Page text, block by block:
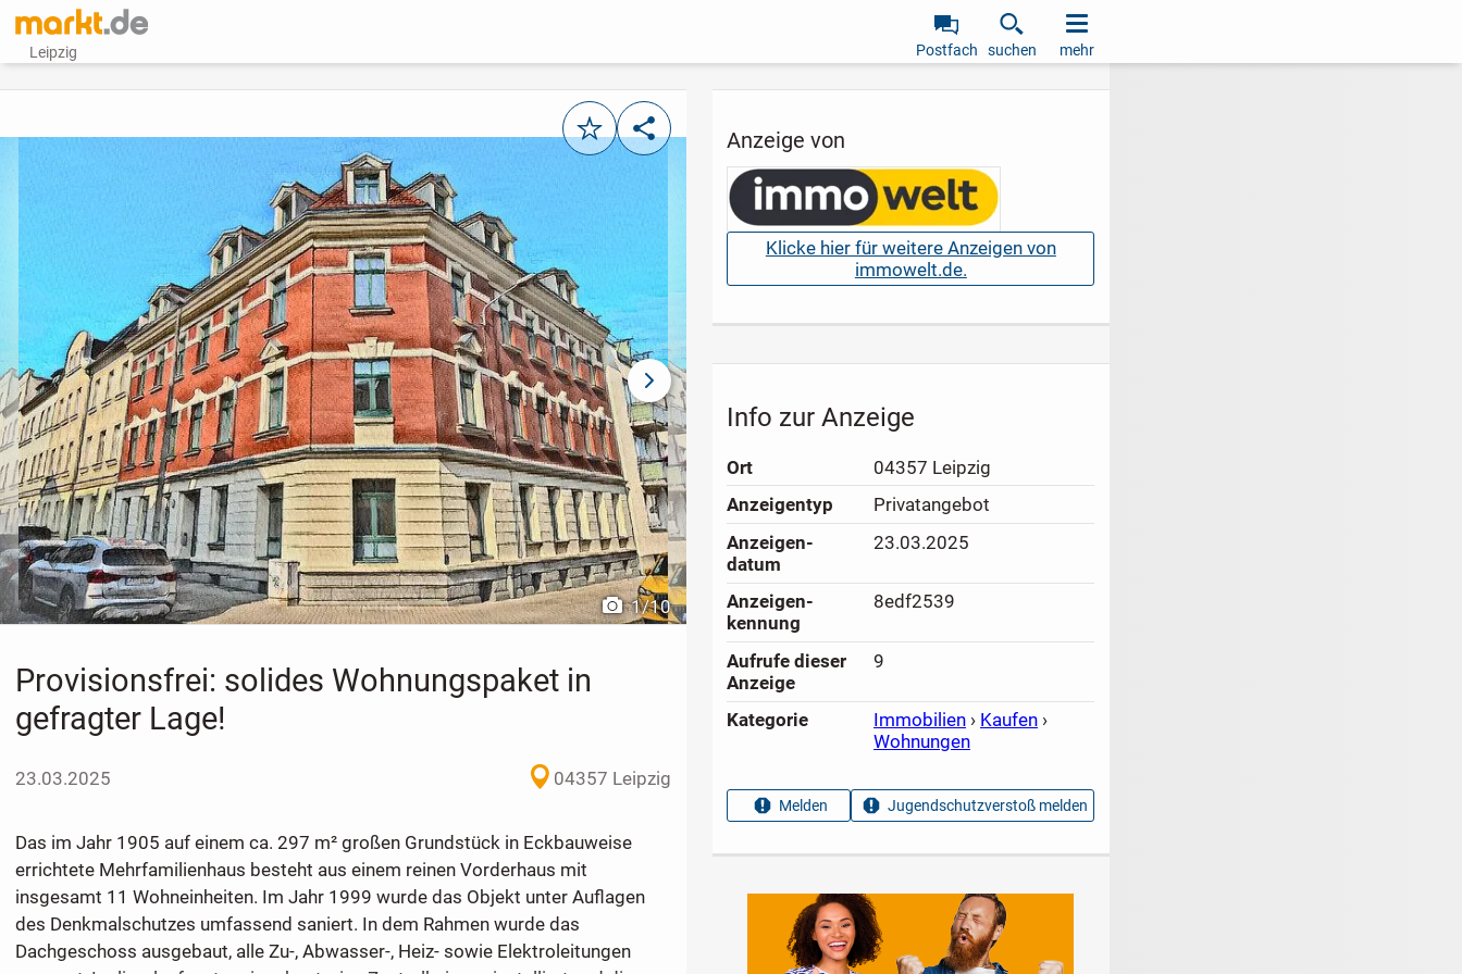
Leipzig Postfach suchen mehr
MerkenTeilen
vorheriges Bild
1/10
nächstes Bild
Provisionsfrei: solides Wohnungspaket in
gefragter Lage!
23.03.2025 04357 Leipzig
Das im Jahr 1905 auf einem ca. 297 m² großen Grundstück in Eckbauweise
errichtete Mehrfamilienhaus besteht aus einem reinen Vorderhaus mit
insgesamt 11 Wohneinheiten. Im Jahr 1999 wurde das Objekt unter Auflagen
des Denkmalschutzes umfassend saniert. In dem Rahmen wurde das
Dachgeschoss ausgebaut, alle Zu-, Abwasser-, Heiz- sowie Elektroleitungen
Anzeige von
Klicke hier für weitere Anzeigen von
immowelt.de.
Info zur Anzeige
Ort
04357 Leipzig
Anzeigen­typ
Privatangebot
Anzeigen­
datum
23.03.2025
Anzeigen­
kennung
8edf2539
Aufrufe dieser
Anzeige
9
Kategorie Immobilien › Kaufen ›
Wohnungen
Melden Jugendschutzverstoß melden